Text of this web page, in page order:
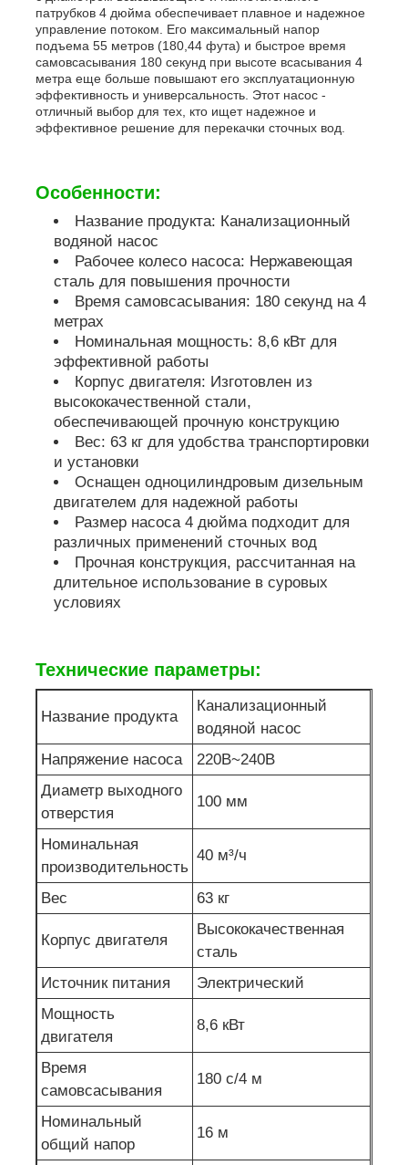
звукоизоляционный набор генератора
домашний генератор пользы
Генератор с низким уровнем шума
Сохранение генератора
Сварочный генератор
двигатель дизеля генератора
насос для сточных вод
патрубков 4 дюйма обеспечивает плавное и надежное
управление потоком. Его максимальный напор
подъема 55 метров (180,44 фута) и быстрое время
самовсасывания 180 секунд при высоте всасывания 4
метра еще больше повышают его эксплуатационную
эффективность и универсальность. Этот насос -
отличный выбор для тех, кто ищет надежное и
эффективное решение для перекачки сточных вод.
Особенности:
Название продукта: Канализационный
водяной насос
Рабочее колесо насоса: Нержавеющая
сталь для повышения прочности
Время самовсасывания: 180 секунд на 4
метрах
Номинальная мощность: 8,6 кВт для
эффективной работы
Корпус двигателя: Изготовлен из
высококачественной стали,
обеспечивающей прочную конструкцию
Вес: 63 кг для удобства транспортировки
и установки
Оснащен одноцилиндровым дизельным
двигателем для надежной работы
Размер насоса 4 дюйма подходит для
различных применений сточных вод
Прочная конструкция, рассчитанная на
длительное использование в суровых
условиях
Технические параметры:
Название продукта
Канализационный
водяной насос
Напряжение насоса
220В~240В
Диаметр выходного
отверстия
100 мм
Номинальная
производительность
40 м³/ч
Вес 63 кг
Корпус двигателя
Высококачественная
сталь
Источник питания
Электрический
Мощность
двигателя
8,6 кВт
Время
самовсасывания
180 с/4 м
Номинальный
общий напор
16 м